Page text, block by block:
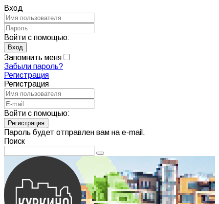
Вход
Войти с помощью:
Запомнить меня
Забыли пароль?
Регистрация
Регистрация
Войти с помощью:
Пароль будет отправлен вам на e-mail.
Поиск